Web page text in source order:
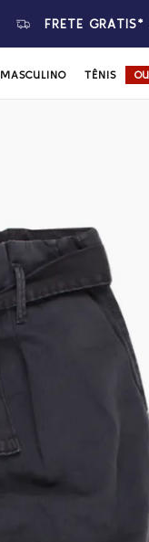
FRETE GRÁTIS*
MASCULINO TÊNIS